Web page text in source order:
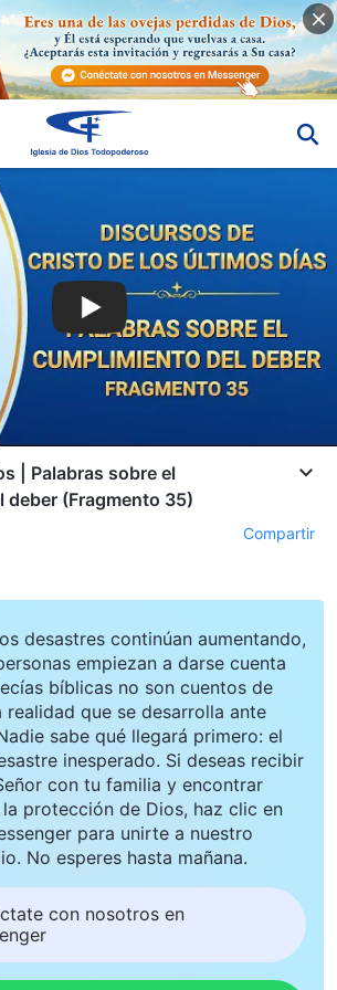
| Palabras sobre el
deber (Fragmento 35)
Compartir
desastres continúan aumentando,
empiezan a darse cuenta
bíblicas no son cuentos de
realidad que se desarrolla ante
sabe qué llegará primero: el
inesperado. Si deseas recibir
con tu familia y encontrar
protección de Dios, haz clic en
para unirte a nuestro
No esperes hasta mañana.
con nosotros en